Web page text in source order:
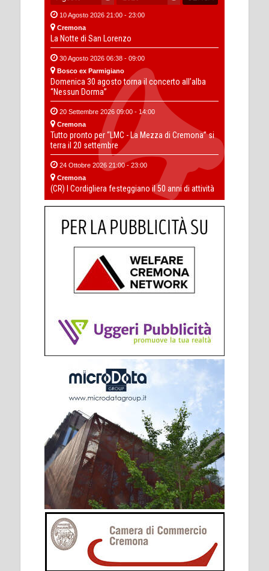
10 Agosto 2026 21:00 - 23:00
Cremona
La Notte di San Lorenzo
30 Agosto 2026 06:38 - 09:00
Bosco ex Parmigiano
Domenica 30 agosto torna il concerto all’alba
“Nessun Dorma”
20 Settembre 2026 09:00 - 14:00
Cremona
Tutto pronto per “LMC - La Mezza di Cremona” si
terra il 20 settembre
24 Ottobre 2026 21:00 - 23:00
Cremona
(CR) I Cordigliera festeggiano il 50 anni di attività